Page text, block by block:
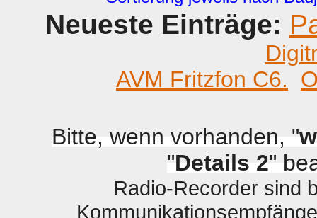
Neueste Einträge:
AVM Fritzfon C6.
Bitte, wenn vorhanden, "
"Details 2"
Radio-Recorder sind